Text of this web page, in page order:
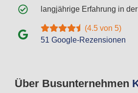
Über Busunternehmen
langjährige Erfahrung in
(4.5 von 5)
51 Google-Rezensionen